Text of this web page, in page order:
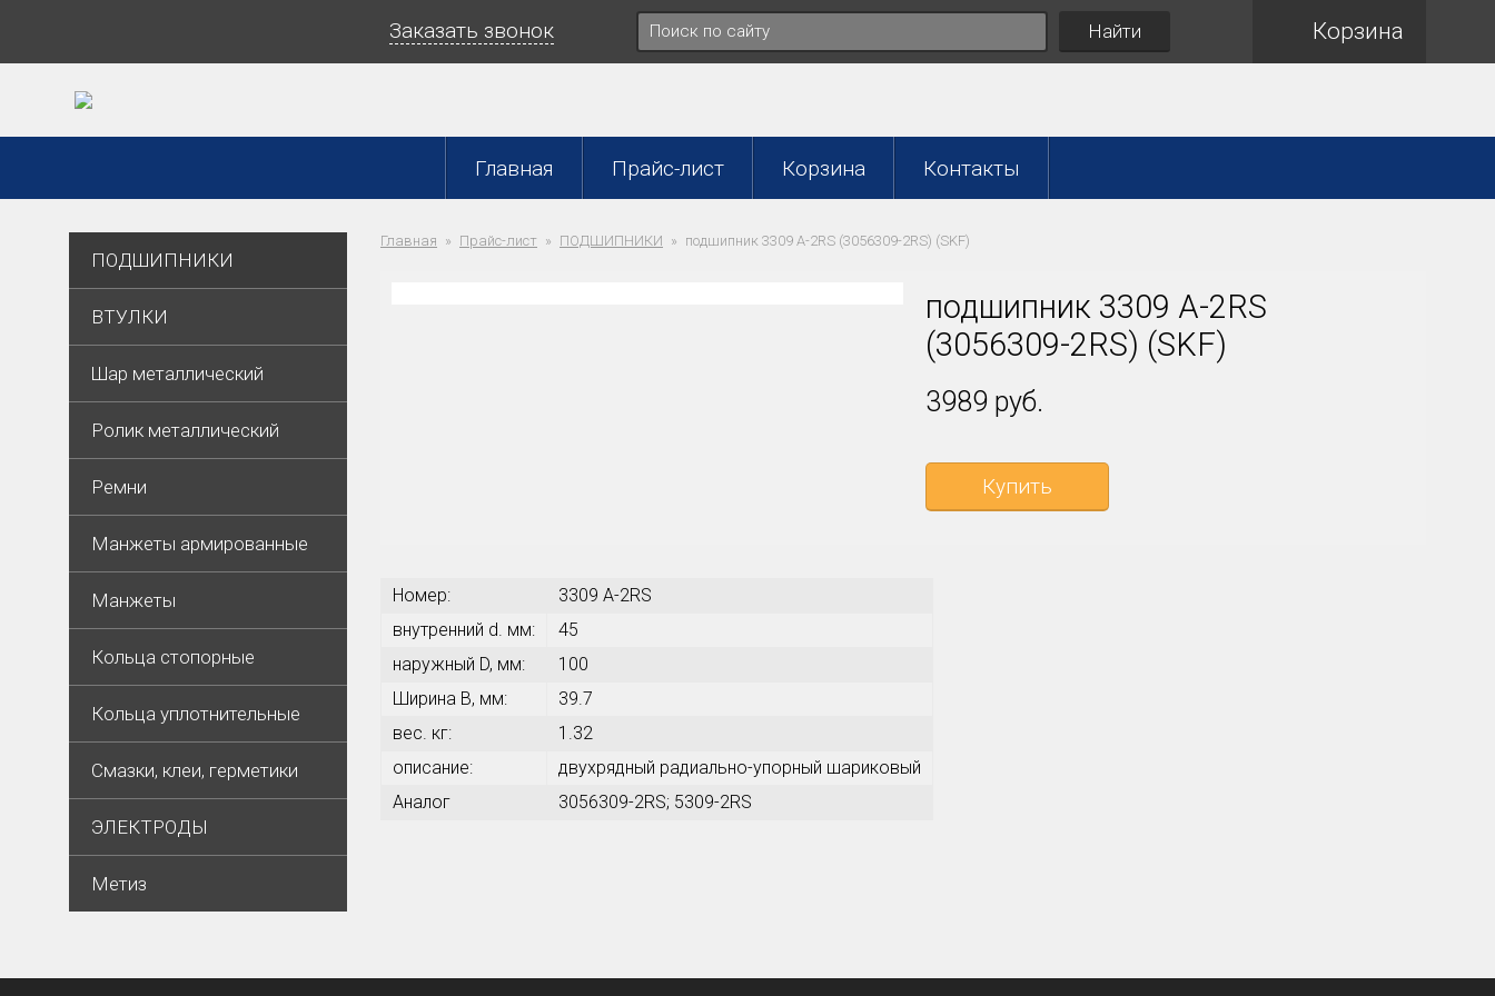
Заказать звонок Найти Корзина
Главная Прайс-лист Корзина Контакты
ПОДШИПНИКИ
ВТУЛКИ
Шар металлический
Ролик металлический
Ремни
Манжеты армированные
Манжеты
Кольца стопорные
Кольца уплотнительные
Смазки, клеи, герметики
ЭЛЕКТРОДЫ
Метиз
Главная Прайс-лист ПОДШИПНИКИ подшипник 3309 A-2RS (3056309-2RS) (SKF)
подшипник 3309 A-2RS
(3056309-2RS) (SKF)
3989 руб.
Купить
Номер:
3309 A-2RS
внутренний d. мм:
45
наружный D, мм:
100
Ширина В, мм:
39.7
вес. кг:
1.32
описание:
двухрядный радиально-упорный шариковый
Аналог
3056309-2RS; 5309-2RS